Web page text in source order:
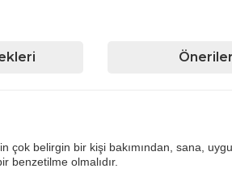
belirgin bir kişi bakımından, sana,
benzetilme olmalıdır.